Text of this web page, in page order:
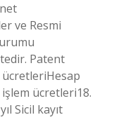
ve Resmi
Patent
işlem ücretleri18.
Sicil kayıt